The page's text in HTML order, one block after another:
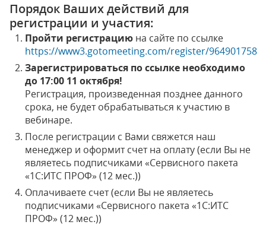
Порядок Ваших действий для
регистрации и участия:
Пройти регистрацию на сайте по ссылке
https://www3.gotomeeting.com/register/964901758
Зарегистрироваться по ссылке необходимо
до 17:00 11 октября!
Регистрация, произведенная позднее данного
срока, не будет обрабатываться к участию в
вебинаре.
После регистрации с Вами свяжется наш
менеджер и оформит счет на оплату (если Вы не
являетесь подписчиками «Сервисного пакета
«1С:ИТС ПРОФ» (12 мес.))
Оплачиваете счет (если Вы не являетесь
подписчиками «Сервисного пакета «1С:ИТС
ПРОФ» (12 мес.))